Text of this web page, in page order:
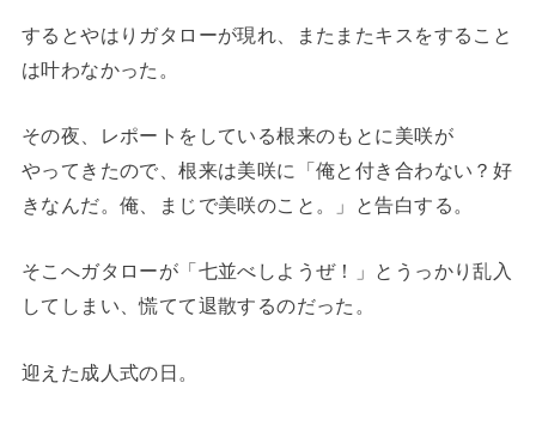
するとやはりガタローが現れ、またまたキスをすること
は叶わなかった。
その夜、レポートをしている根来のもとに美咲が
やってきたので、根来は美咲に「俺と付き合わない？好
きなんだ。俺、まじで美咲のこと。」と告白する。
そこへガタローが「七並べしようぜ！」とうっかり乱入
してしまい、慌てて退散するのだった。
迎えた成人式の日。